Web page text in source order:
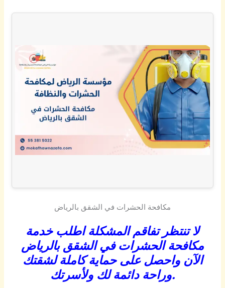
مكافحة الحشرات في الشقق بالرياض
لا تنتظر تفاقم المشكلة اطلب خدمة
مكافحة الحشرات في الشقق بالرياض
الآن واحصل على حماية كاملة لشقتك
وراحة دائمة لك ولأسرتك.